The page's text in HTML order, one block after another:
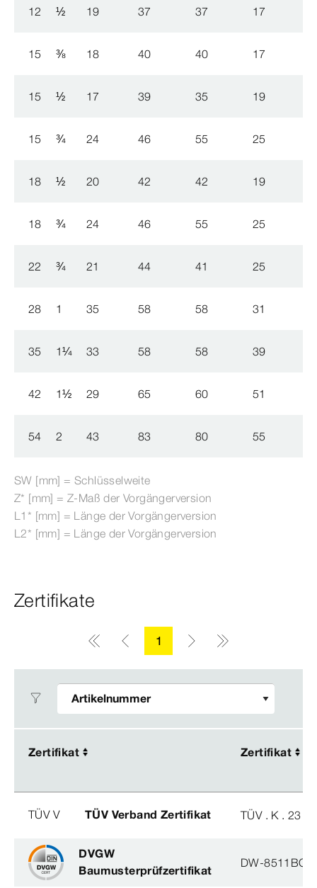
12 ½ 19 37 37 17
15 ⅜ 18 40 40 17
15 ½ 17 39 35 19
15 ¾ 24 46 55 25
18 ½ 20 42 42 19
18 ¾ 24 46 55 25
22 ¾ 21 44 41 25
28 1 35 58 58 31
35 1¼ 33 58 58 39
42 1½ 29 65 60 51
54 2 43 83 80 55
SW [mm] = Schlüsselweite
Z* [mm] = Z-​Maß der Vorgängerversion
L1* [mm] = Länge der Vorgängerversion
L2* [mm] = Länge der Vorgängerversion
Zertifikate
1
Zertifikat Zertifikat
Zertifikat Zertifikat
TÜV V TÜV Verband Zertifikat TÜV . K . 23 -
DVGW
Baumusterprüfzertifikat
DW-